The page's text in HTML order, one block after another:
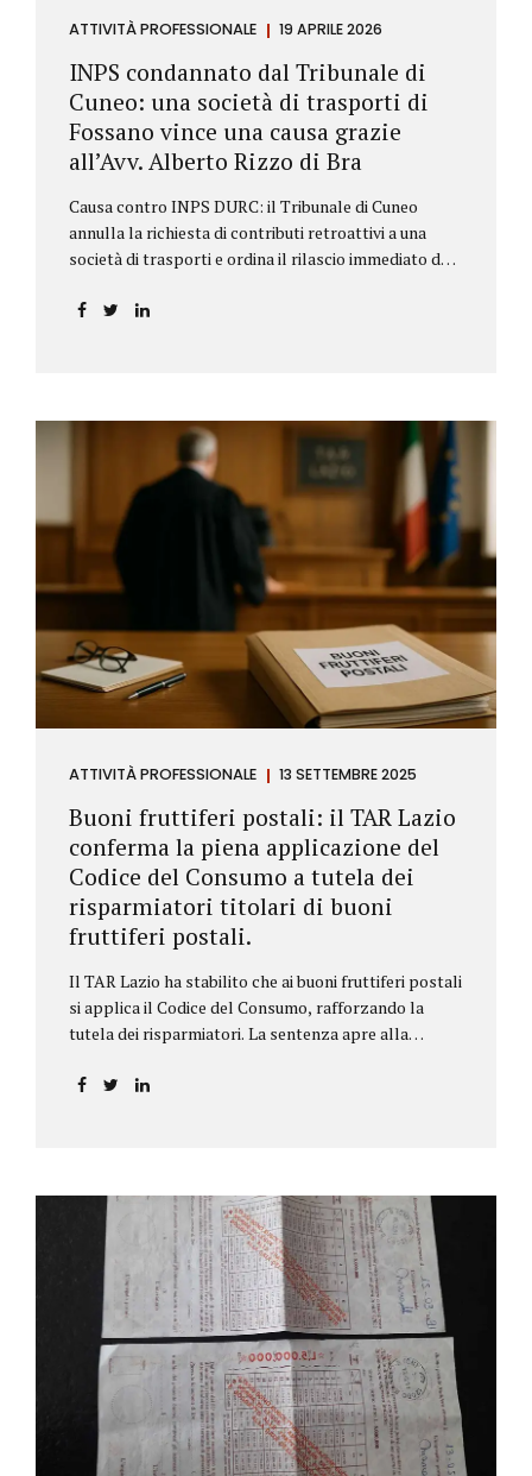
ATTIVITÀ PROFESSIONALE 19 APRILE 2026
INPS condannato dal Tribunale di
Cuneo: una società di trasporti di
Fossano vince una causa grazie
all’Avv. Alberto Rizzo di Bra
Causa contro INPS DURC: il Tribunale di Cuneo
annulla la richiesta di contributi retroattivi a una
società di trasporti e ordina il rilascio immediato del
ATTIVITÀ PROFESSIONALE 13 SETTEMBRE 2025
Buoni fruttiferi postali: il TAR Lazio
conferma la piena applicazione del
Codice del Consumo a tutela dei
risparmiatori titolari di buoni
fruttiferi postali.
Il TAR Lazio ha stabilito che ai buoni fruttiferi postali
si applica il Codice del Consumo, rafforzando la
tutela dei risparmiatori. La sentenza apre alla
capitale o interessi per mancanza di informazioni